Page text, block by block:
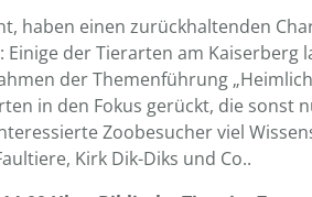
haben einen zurückhaltenden
Einige der Tierarten am Kaiserberg
der Themenführung
in den Fokus gerückt, die sonst
Zoobesucher viel
Kirk Dik-Diks und Co..